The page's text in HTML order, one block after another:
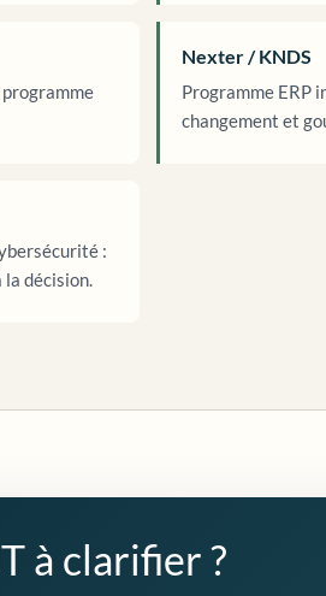
Nexter / KNDS
Programme ERP
changement et
:
décision.
à clarifier ?